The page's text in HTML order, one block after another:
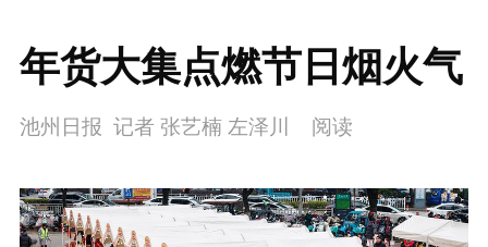
年货大集点燃节日烟火气
池州日报 记者 张艺楠 左泽川 阅读